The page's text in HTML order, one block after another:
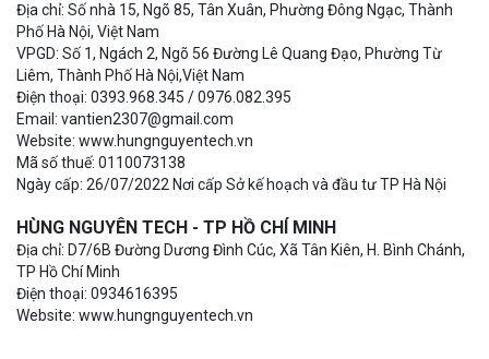
Địa chỉ: Số nhà 15, Ngõ 85, Tân Xuân, Phường Đông Ngạc, Thành
Phố Hà Nội, Việt Nam
VPGD: Số 1, Ngách 2, Ngõ 56 Đường Lê Quang Đạo, Phường Từ
Liêm, Thành Phố Hà Nội,Việt Nam
Điện thoại: 0393.968.345 / 0976.082.395
Email: vantien2307@gmail.com
Website: www.hungnguyentech.vn
Mã số thuế: 0110073138
Ngày cấp: 26/07/2022 Nơi cấp Sở kế hoạch và đầu tư TP Hà Nội
HÙNG NGUYÊN TECH - TP HỒ CHÍ MINH
Địa chỉ: D7/6B Đường Dương Đình Cúc, Xã Tân Kiên, H. Bình Chánh,
TP Hồ Chí Minh
Điện thoại: 0934616395
Website: www.hungnguyentech.vn